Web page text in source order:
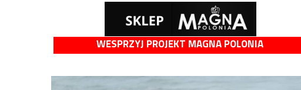
WESPRZYJ PROJEKT MAGNA POLONIA